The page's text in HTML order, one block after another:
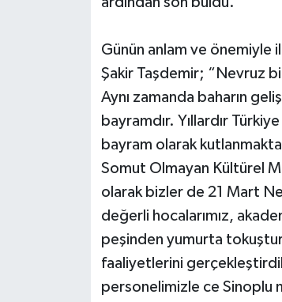
Günün anlam ve önemiyle
Şakir Taşdemir; “Nevruz
Aynı zamanda baharın
bayramdır. Yıllardır
bayram olarak
Somut Olmayan Kültürel
olarak bizler de 21 Mart
değerli hocalarımız,
peşinden yumurta
faaliyetlerini
personelimizle ce Sinoplu